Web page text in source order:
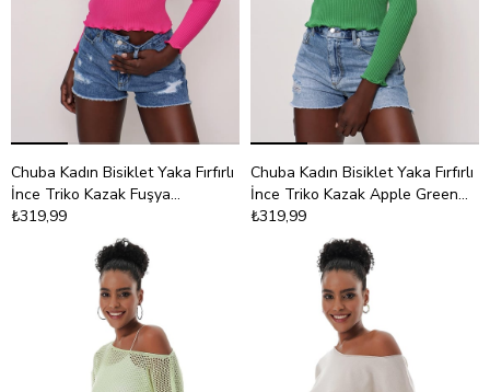
Chuba Kadın Bisiklet Yaka Fırfırlı
İnce Triko Kazak Fuşya
22SW305
₺319,99
Chuba Kadın Bisiklet Yaka Fırfırlı
İnce Triko Kazak Apple Green
22SW305
₺319,99